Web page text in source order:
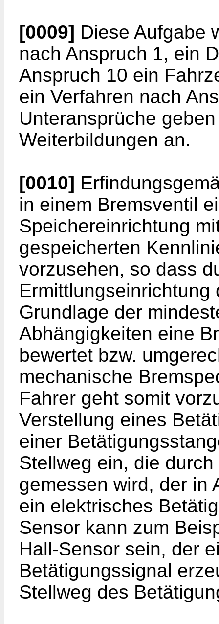
[0009] Diese Aufgabe
nach Anspruch 1, ein
Anspruch 10 ein
ein Verfahren nach
Unteransprüche
Weiterbildungen an.
[0010]
in einem Bremsventil
Speichereinrichtung
gespeicherten
vorzusehen, so dass
Grundlage der
Abhängigkeiten eine
bewertet bzw.
mechanische
Fahrer geht somit
Verstellung eines
einer
Stellweg ein, die
gemessen wird, der in
ein elektrisches
Sensor kann zum
Hall-Sensor sein, der
Betätigungssignal
Stellweg des